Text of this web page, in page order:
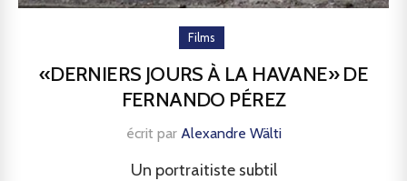
Films
«DERNIERS JOURS À LA HAVANE» DE
FERNANDO PÉREZ
écrit par Alexandre Wälti
Un portraitiste subtil